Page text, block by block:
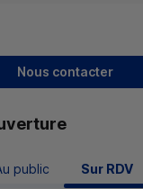
Nous contacter
public Sur RDV